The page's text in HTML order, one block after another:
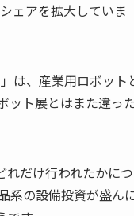
ェアを拡大していま
は、産業用ロボット
ット展とはまた違っ
れだけ行われたかに
系の設備投資が盛ん